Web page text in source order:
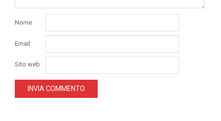
Nome
Email
Sito web